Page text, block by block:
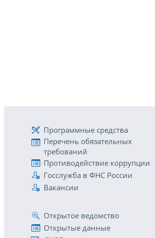
Программные средства
Перечень обязательных
требований
Противодействие коррупции
Госслужба в ФНС России
Вакансии
Открытое ведомство
Открытые данные